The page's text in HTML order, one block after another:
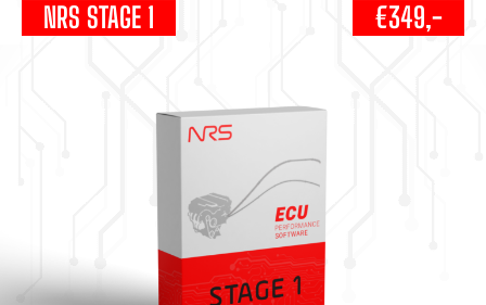
NRS STAGE 1 €349,-